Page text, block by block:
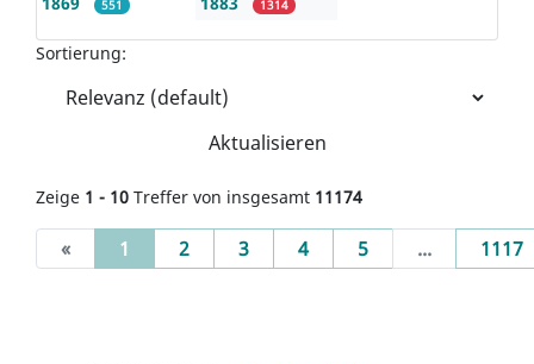
551 1314
Sortierung:
Aktualisieren
Zeige 1 - 10 Treffer von insgesamt 11174
« 1 (current)
2 3 4 5 ... 1117